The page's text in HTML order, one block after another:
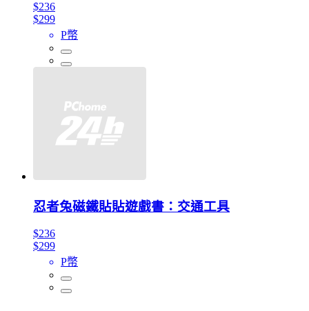
$236
$299
P幣
忍者兔磁鐵貼貼遊戲書：交通工具
$236
$299
P幣